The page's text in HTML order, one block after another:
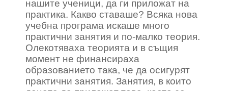
нашите ученици, да ги приложат на
практика. Какво ставаше? Всяка нова
учебна програма искаше много
практични занятия и по-малко теория.
Олекотяваха теорията и в същия
момент не финансираха
образованието така, че да осигурят
практични занятия. Занятия, в които